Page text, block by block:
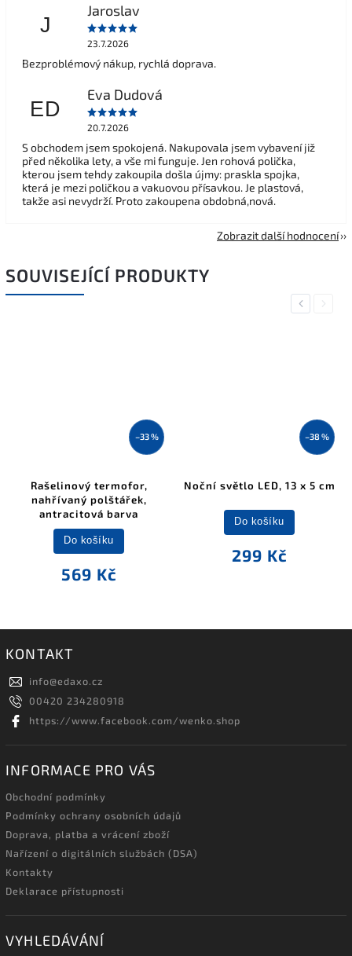
J
Jaroslav
23.7.2026
Bezproblémový nákup, rychlá doprava.
ED
Eva Dudová
20.7.2026
S obchodem jsem spokojená. Nakupovala jsem vybavení již
před několika lety, a vše mi funguje. Jen rohová polička,
kterou jsem tehdy zakoupila došla újmy: praskla spojka,
která je mezi poličkou a vakuovou přísavkou. Je plastová,
takže asi nevydrží. Proto zakoupena obdobná,nová.
Zobrazit další hodnocení
SOUVISEJÍCÍ PRODUKTY
Previous
–33 %
Rašelinový termofor,
nahřívaný polštářek,
antracitová barva
569 Kč
Do košíku
–38 %
Noční světlo LED, 13 x 5 cm
299 Kč
Do košíku
Next
KONTAKT
info@edaxo.cz
00420 234280918
https://www.facebook.com/wenko.shop
INFORMACE PRO VÁS
Obchodní podmínky
Podmínky ochrany osobních údajů
Doprava, platba a vrácení zboží
Nařízení o digitálních službách (DSA)
Kontakty
Deklarace přístupnosti
VYHLEDÁVÁNÍ